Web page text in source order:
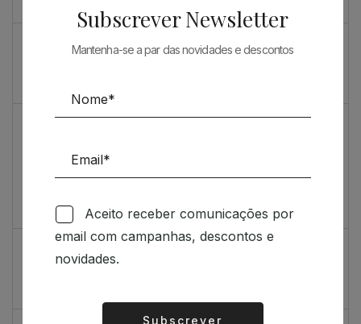
O máximo rigor
PRENDA ESPECIAL PARA ARQUITECTOS 2023
Feedback
Índice de satisfação inédito
Subscrever Newsletter
Mantenha-se a par das novidades e descontos
Aceito receber comunicações por
email com campanhas, descontos e
novidades.
Subscrever